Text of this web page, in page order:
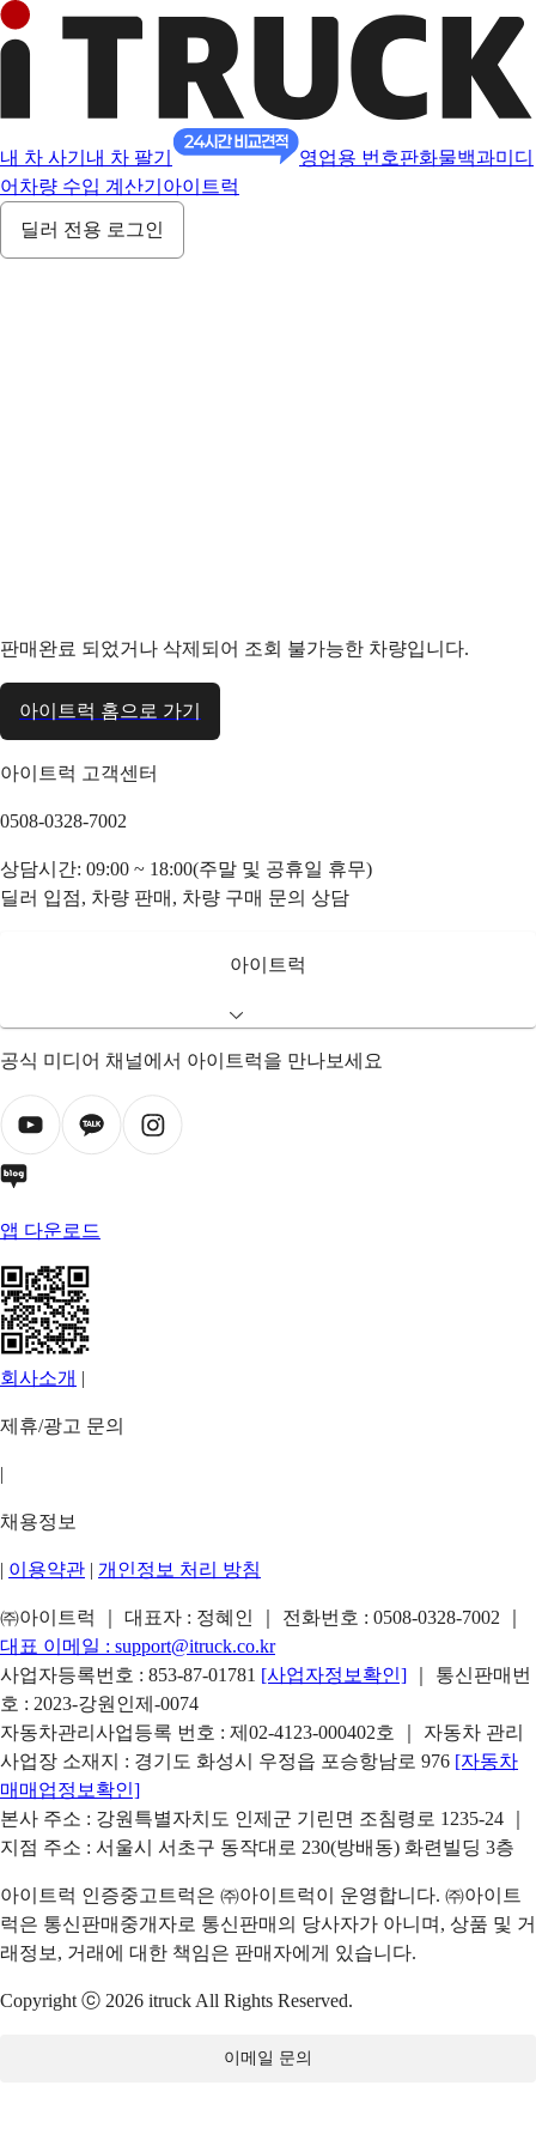
내 차 사기 내 차 팔기 영업용 번호판화물백과미디
어 차량 수입 계산기 아이트럭
딜러 전용 로그인
판매완료 되었거나 삭제되어 조회 불가능한 차량입니다.
아이트럭 홈으로 가기
아이트럭 고객센터
0508-0328-7002
상담시간: 09:00 ~ 18:00(주말 및 공휴일 휴무)
딜러 입점, 차량 판매, 차량 구매 문의 상담
아이트럭
공식 미디어 채널에서 아이트럭을 만나보세요
앱 다운로드
회사소개 |
제휴/광고 문의
|
채용정보
| 이용약관 | 개인정보 처리 방침
㈜아이트럭 ｜ 대표자 : 정혜인 ｜ 전화번호 : 0508-0328-7002
대표 이메일 : support@itruck.co.kr
사업자등록번호 : 853-87-01781 [사업자정보확인]
｜ 통신판매번
호 : 2023-강원인제-0074
자동차관리사업등록 번호 : 제02-4123-000402호 ｜ 자동차 관리
사업장 소재지 : 경기도 화성시 우정읍 포승항남로 976 [자동차
매매업정보확인]
본사 주소 : 강원특별자치도 인제군 기린면 조침령로 1235-24 ｜
지점 주소 : 서울시 서초구 동작대로 230(방배동) 화련빌딩 3층
아이트럭 인증중고트럭은 ㈜아이트럭이 운영합니다. ㈜아이트
럭은 통신판매중개자로 통신판매의 당사자가 아니며, 상품 및 거
래정보, 거래에 대한 책임은 판매자에게 있습니다.
Copyright ⓒ 2026 itruck All Rights Reserved.
이메일 문의